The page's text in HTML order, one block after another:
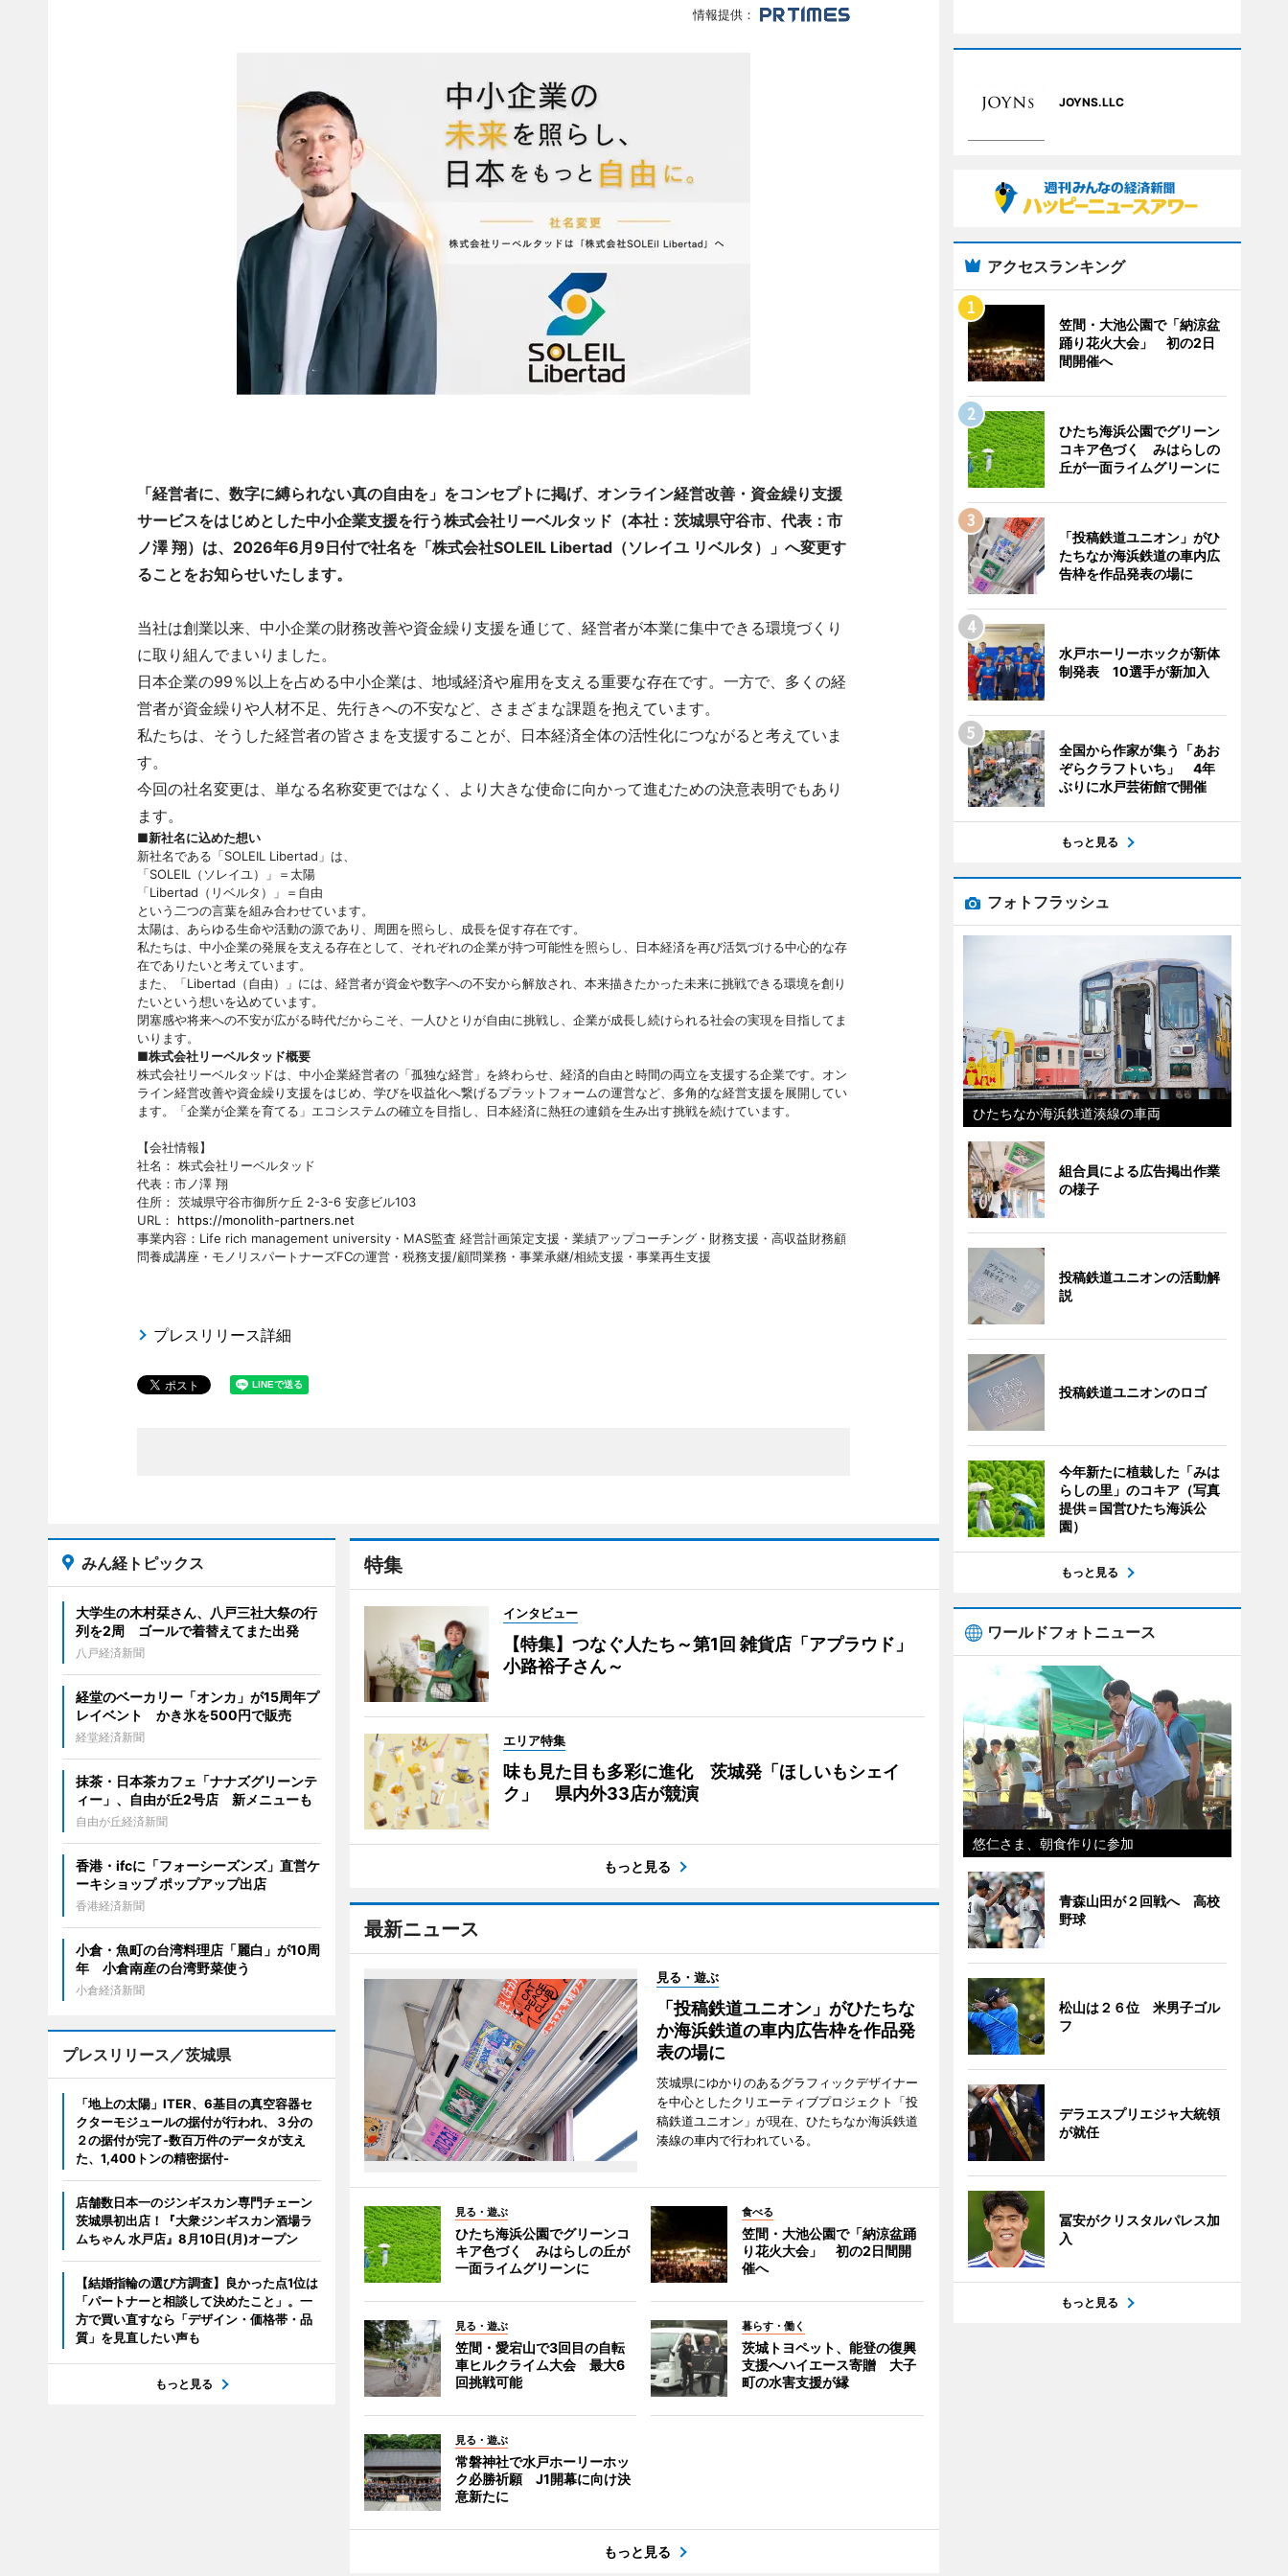
情報提供：
「経営者に、数字に縛られない真の自由を」をコンセプトに掲げ、オンライン経営改善・資金繰り支援
サービスをはじめとした中小企業支援を行う株式会社リーベルタッド（本社：茨城県守谷市、代表：市
ノ澤 翔）は、2026年6月9日付で社名を「株式会社SOLEIL Libertad（ソレイユ リベルタ）」へ変更す
ることをお知らせいたします。
当社は創業以来、中小企業の財務改善や資金繰り支援を通じて、経営者が本業に集中できる環境づくり
に取り組んでまいりました。
日本企業の99％以上を占める中小企業は、地域経済や雇用を支える重要な存在です。一方で、多くの経
営者が資金繰りや人材不足、先行きへの不安など、さまざまな課題を抱えています。
私たちは、そうした経営者の皆さまを支援することが、日本経済全体の活性化につながると考えていま
す。
今回の社名変更は、単なる名称変更ではなく、より大きな使命に向かって進むための決意表明でもあり
ます。
■新社名に込めた想い
新社名である「SOLEIL Libertad」は、
「SOLEIL（ソレイユ）」＝太陽
「Libertad（リベルタ）」＝自由
という二つの言葉を組み合わせています。
太陽は、あらゆる生命や活動の源であり、周囲を照らし、成長を促す存在です。
私たちは、中小企業の発展を支える存在として、それぞれの企業が持つ可能性を照らし、日本経済を再び活気づける中心的な存
在でありたいと考えています。
また、「Libertad（自由）」には、経営者が資金や数字への不安から解放され、本来描きたかった未来に挑戦できる環境を創り
たいという想いを込めています。
閉塞感や将来への不安が広がる時代だからこそ、一人ひとりが自由に挑戦し、企業が成長し続けられる社会の実現を目指してま
いります。
■株式会社リーベルタッド概要
株式会社リーベルタッドは、中小企業経営者の「孤独な経営」を終わらせ、経済的自由と時間の両立を支援する企業です。オン
ライン経営改善や資金繰り支援をはじめ、学びを収益化へ繋げるプラットフォームの運営など、多角的な経営支援を展開してい
ます。「企業が企業を育てる」エコシステムの確立を目指し、日本経済に熱狂の連鎖を生み出す挑戦を続けています。
【会社情報】
社名： 株式会社リーベルタッド
代表：市ノ澤 翔
住所： 茨城県守谷市御所ケ丘 2-3-6 安彦ビル103
URL： https://monolith-partners.net
事業内容：Life rich management university・MAS監査 経営計画策定支援・業績アップコーチング・財務支援・高収益財務顧
問養成講座・モノリスパートナーズFCの運営・税務支援/顧問業務・事業承継/相続支援・事業再生支援
プレスリリース詳細
特集
インタビュー
【特集】つなぐ人たち～第1回 雑貨店「アプラウド」
小路裕子さん～
エリア特集
味も見た目も多彩に進化 茨城発「ほしいもシェイ
ク」 県内外33店が競演
もっと見る
最新ニュース
見る・遊ぶ
「投稿鉄道ユニオン」がひたちな
か海浜鉄道の車内広告枠を作品発
表の場に
茨城県にゆかりのあるグラフィックデザイナー
を中心としたクリエーティブプロジェクト「投
稿鉄道ユニオン」が現在、ひたちなか海浜鉄道
湊線の車内で行われている。
見る・遊ぶ
ひたち海浜公園でグリーンコ
キア色づく みはらしの丘が
一面ライムグリーンに
食べる
笠間・大池公園で「納涼盆踊
り花火大会」 初の2日間開
催へ
見る・遊ぶ
笠間・愛宕山で3回目の自転
車ヒルクライム大会 最大6
回挑戦可能
暮らす・働く
茨城トヨペット、能登の復興
支援へハイエース寄贈 大子
町の水害支援が縁
見る・遊ぶ
常磐神社で水戸ホーリーホッ
ク必勝祈願 J1開幕に向け決
意新たに
もっと見る
みん経トピックス
大学生の木村栞さん、八戸三社大祭の行
列を2周 ゴールで着替えてまた出発
八戸経済新聞
経堂のベーカリー「オンカ」が15周年プ
レイベント かき氷を500円で販売
経堂経済新聞
抹茶・日本茶カフェ「ナナズグリーンテ
ィー」、自由が丘2号店 新メニューも
自由が丘経済新聞
香港・ifcに「フォーシーズンズ」直営ケ
ーキショップ ポップアップ出店
香港経済新聞
小倉・魚町の台湾料理店「麗白」が10周
年 小倉南産の台湾野菜使う
小倉経済新聞
プレスリリース／茨城県
「地上の太陽」ITER、6基目の真空容器セ
クターモジュールの据付が行われ、３分の
２の据付が完了-数百万件のデータが支え
た、1,400トンの精密据付-
店舗数日本一のジンギスカン専門チェーン
茨城県初出店！『大衆ジンギスカン酒場ラ
ムちゃん 水戸店』8月10日(月)オープン
【結婚指輪の選び方調査】良かった点1位は
「パートナーと相談して決めたこと」。一
方で買い直すなら「デザイン・価格帯・品
質」を見直したい声も
もっと見る
JOYNS.LLC
アクセスランキング
笠間・大池公園で「納涼盆
踊り花火大会」 初の2日
間開催へ
ひたち海浜公園でグリーン
コキア色づく みはらしの
丘が一面ライムグリーンに
「投稿鉄道ユニオン」がひ
たちなか海浜鉄道の車内広
告枠を作品発表の場に
水戸ホーリーホックが新体
制発表 10選手が新加入
全国から作家が集う「あお
ぞらクラフトいち」 4年
ぶりに水戸芸術館で開催
もっと見る
フォトフラッシュ
ひたちなか海浜鉄道湊線の車両
組合員による広告掲出作業
の様子
投稿鉄道ユニオンの活動解
説
投稿鉄道ユニオンのロゴ
今年新たに植栽した「みは
らしの里」のコキア（写真
提供＝国営ひたち海浜公
園）
もっと見る
ワールドフォトニュース
悠仁さま、朝食作りに参加
青森山田が２回戦へ 高校
野球
松山は２６位 米男子ゴル
フ
デラエスプリエジャ大統領
が就任
冨安がクリスタルパレス加
入
もっと見る